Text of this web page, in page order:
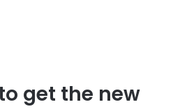
get the new